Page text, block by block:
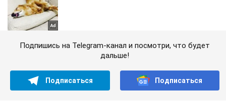
Подпишись на Telegram-канал и посмотри, что будет
дальше!
Подписаться Подписаться